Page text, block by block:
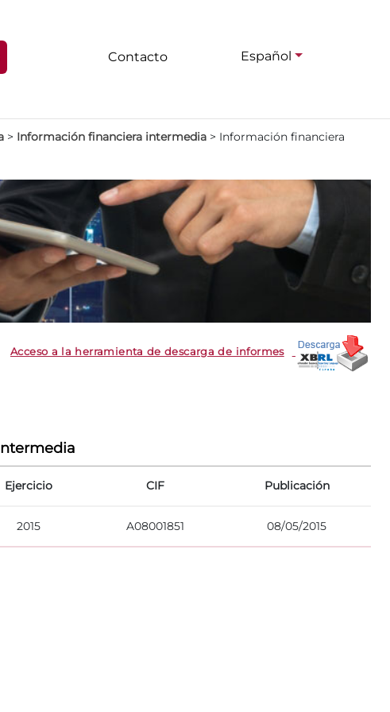
Contacto Español
> Información financiera intermedia > Información financiera
Acceso a la herramienta de descarga de informes
Ejercicio CIF Publicación
2015 A08001851 08/05/2015